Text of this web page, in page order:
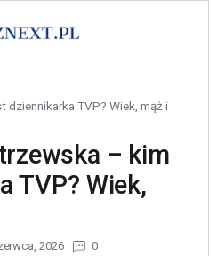
dziennikarka TVP? Wiek, mąż i
– kim
TVP? Wiek,
2026 0